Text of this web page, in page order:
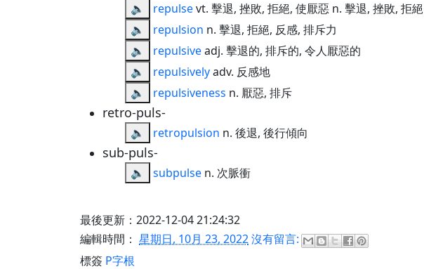
🔈 repulsevt. 擊退, 挫敗, 拒絕, 使厭惡 n. 擊退, 挫敗, 拒絕
🔈
repulsion n. 擊退, 拒絕, 反感, 排斥力
🔈
repulsiveadj. 擊退的, 排斥的, 令人厭惡的
🔈
repulsivelyadv. 反感地
🔈
repulsiveness n. 厭惡, 排斥
retro-puls-
🔈 retropulsion n. 後退, 後行傾向
sub-puls-
🔈 subpulse n. 次脈衝
最後更新：2022-12-04 21:24:32
編輯時間： 星期日, 10月 23, 2022沒有留言:
標簽 P字根